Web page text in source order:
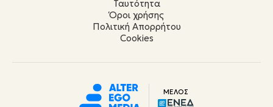
Ταυτότητα
Όροι χρήσης
Πολιτική Απορρήτου
Cookies
ΜΕΛΟΣ